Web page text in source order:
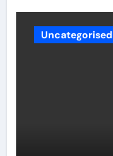
Uncategorised